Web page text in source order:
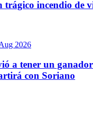
trágico incendio de
2026
a tener un
con Soriano